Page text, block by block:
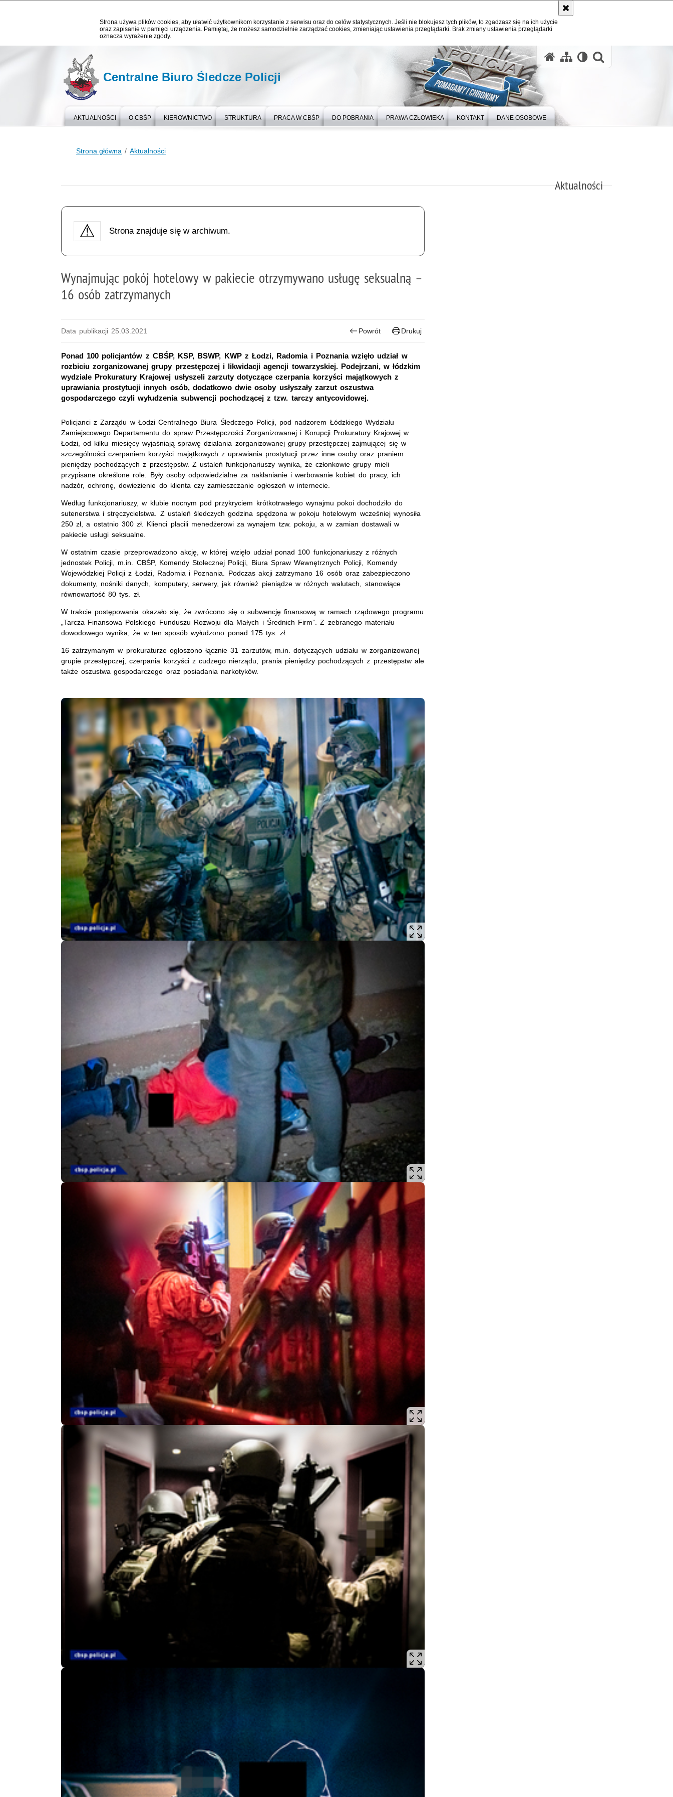
Strona używa plików cookies, aby ułatwić użytkownikom korzystanie z serwisu oraz do celów statystycznych. Jeśli nie blokujesz tych plików, to zgadzasz się na ich użycie
oraz zapisanie w pamięci urządzenia. Pamiętaj, że możesz samodzielnie zarządzać cookies, zmieniając ustawienia przeglądarki. Brak zmiany ustawienia przeglądarki
oznacza wyrażenie zgody.
Centralne Biuro Śledcze Policji
AKTUALNOŚCI O CBŚP KIEROWNICTWO STRUKTURA PRACA W CBŚP DO POBRANIA PRAWA CZŁOWIEKA KONTAKT DANE OSOBOWE
Strona główna Aktualności
Aktualności
Strona znajduje się w archiwum.
Wynajmując pokój hotelowy w pakiecie otrzymywano usługę seksualną –
16 osób zatrzymanych
Data publikacji 25.03.2021 Powrót Drukuj
Ponad 100 policjantów z CBŚP, KSP, BSWP, KWP z Łodzi, Radomia i Poznania wzięło udział w
rozbiciu zorganizowanej grupy przestępczej i likwidacji agencji towarzyskiej. Podejrzani, w łódzkim
wydziale Prokuratury Krajowej usłyszeli zarzuty dotyczące czerpania korzyści majątkowych z
uprawiania prostytucji innych osób, dodatkowo dwie osoby usłyszały zarzut oszustwa
gospodarczego czyli wyłudzenia subwencji pochodzącej z tzw. tarczy antycovidowej.
Policjanci z Zarządu w Łodzi Centralnego Biura Śledczego Policji, pod nadzorem Łódzkiego Wydziału
Zamiejscowego Departamentu do spraw Przestępczości Zorganizowanej i Korupcji Prokuratury Krajowej w
Łodzi, od kilku miesięcy wyjaśniają sprawę działania zorganizowanej grupy przestępczej zajmującej się w
szczególności czerpaniem korzyści majątkowych z uprawiania prostytucji przez inne osoby oraz praniem
pieniędzy pochodzących z przestępstw. Z ustaleń funkcjonariuszy wynika, że członkowie grupy mieli
przypisane określone role. Były osoby odpowiedzialne za nakłanianie i werbowanie kobiet do pracy, ich
nadzór, ochronę, dowiezienie do klienta czy zamieszczanie ogłoszeń w internecie.
Według funkcjonariuszy, w klubie nocnym pod przykryciem krótkotrwałego wynajmu pokoi dochodziło do
sutenerstwa i stręczycielstwa. Z ustaleń śledczych godzina spędzona w pokoju hotelowym wcześniej wynosiła
250 zł, a ostatnio 300 zł. Klienci płacili menedżerowi za wynajem tzw. pokoju, a w zamian dostawali w
pakiecie usługi seksualne.
W ostatnim czasie przeprowadzono akcję, w której wzięło udział ponad 100 funkcjonariuszy z różnych
jednostek Policji, m.in. CBŚP, Komendy Stołecznej Policji, Biura Spraw Wewnętrznych Policji, Komendy
Wojewódzkiej Policji z Łodzi, Radomia i Poznania. Podczas akcji zatrzymano 16 osób oraz zabezpieczono
dokumenty, nośniki danych, komputery, serwery, jak również pieniądze w różnych walutach, stanowiące
równowartość 80 tys. zł.
W trakcie postępowania okazało się, że zwrócono się o subwencję finansową w ramach rządowego programu
„Tarcza Finansowa Polskiego Funduszu Rozwoju dla Małych i Średnich Firm”. Z zebranego materiału
dowodowego wynika, że w ten sposób wyłudzono ponad 175 tys. zł.
16 zatrzymanym w prokuraturze ogłoszono łącznie 31 zarzutów, m.in. dotyczących udziału w zorganizowanej
grupie przestępczej, czerpania korzyści z cudzego nierządu, prania pieniędzy pochodzących z przestępstw ale
także oszustwa gospodarczego oraz posiadania narkotyków.